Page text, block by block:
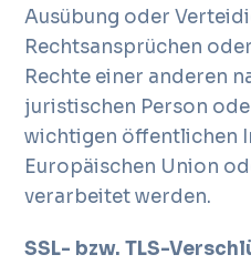
Ausübung oder
Rechtsansprüchen
Rechte einer anderen
juristischen Person
wichtigen öffentlichen
Europäischen Union
verarbeitet werden.
SSL- bzw. TLS-